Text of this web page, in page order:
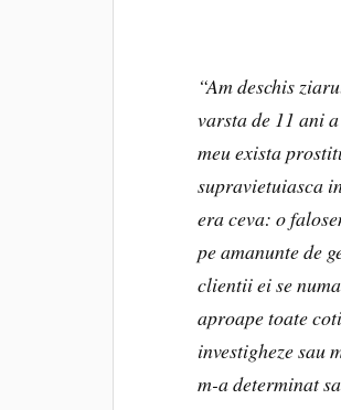
“Am deschis
varsta de 11 ani
meu exista
supravietuiasca
era ceva: o
pe amanunte de
clientii ei se
aproape toate
investigheze sau
m-a determinat